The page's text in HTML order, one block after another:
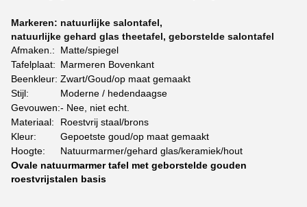
Markeren: natuurlijke salontafel,
natuurlijke gehard glas theetafel, geborstelde salontafel
Afmaken.:
Matte/spiegel
Tafelplaat: Marmeren Bovenkant
Beenkleur: Zwart/Goud/op maat gemaakt
Stijl:
Moderne / hedendaagse
Gevouwen:- Nee, niet echt.
Materiaal:
Roestvrij staal/brons
Kleur:
Gepoetste goud/op maat gemaakt
Hoogte:
Natuurmarmer/gehard glas/keramiek/hout
Ovale natuurmarmer tafel met geborstelde gouden
roestvrijstalen basis